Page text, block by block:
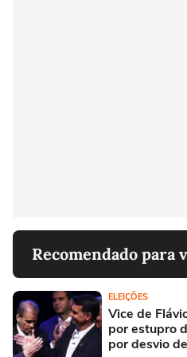
Recomendado para
ELEIÇÕES
Vice de
por estupro
por desvio